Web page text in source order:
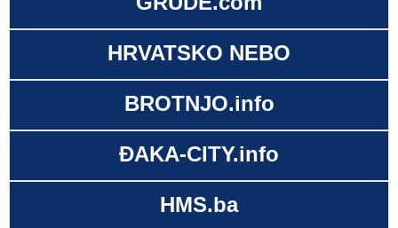
HRVATSKO NEBO
BROTNJO.info
ĐAKA-CITY.info
HMS.ba